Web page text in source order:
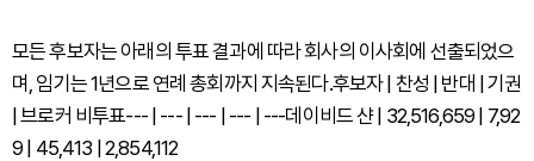
모든 후보자는 아래의 투표 결과에 따라 회사의 이사회에 선출되었으
며, 임기는 1년으로 연례 총회까지 지속된다.후보자 | 찬성 | 반대 | 기권
| 브로커 비투표--- | --- | --- | --- | ---데이비드 샨 | 32,516,659 | 7,92
9 | 45,413 | 2,854,112